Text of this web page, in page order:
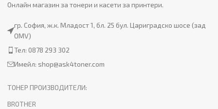
Онлайн магазин за тонери и касети за принтери.
гр. София, ж.к. Младост 1, бл. 25 бул. Цариградско шосе (зад
OMV)
Тел: 0878 293 302
Имейл: shop@ask4toner.com
ТОНЕР ПРОИЗВОДИТЕЛИ:
BROTHER